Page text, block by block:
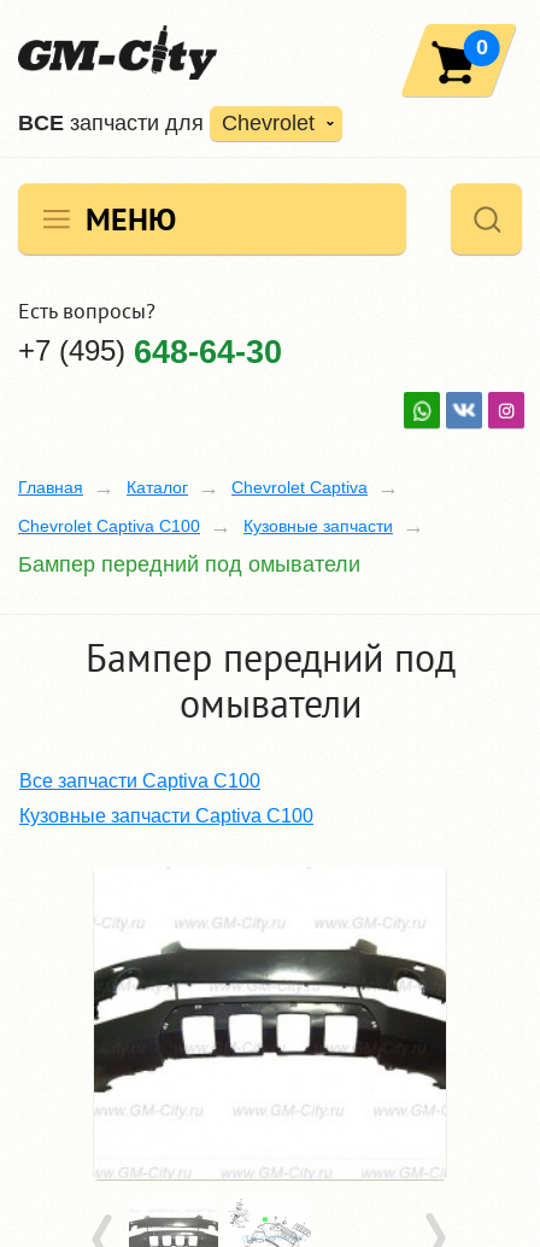
ВCE запчасти для Chevrolet
0
МЕНЮ
Есть вопросы?
+7 (495) 648-64-30
Главная Каталог
Chevrolet Captiva
Chevrolet Captiva C100
Кузовные запчасти
Бампер передний под омыватели
Бампер передний под
омыватели
Все запчасти Captiva C100
Кузовные запчасти Captiva C100